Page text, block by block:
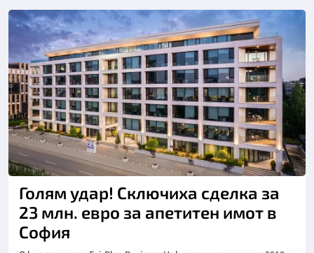
Голям удар! Сключиха сделка за
23 млн. евро за апетитен имот в
София